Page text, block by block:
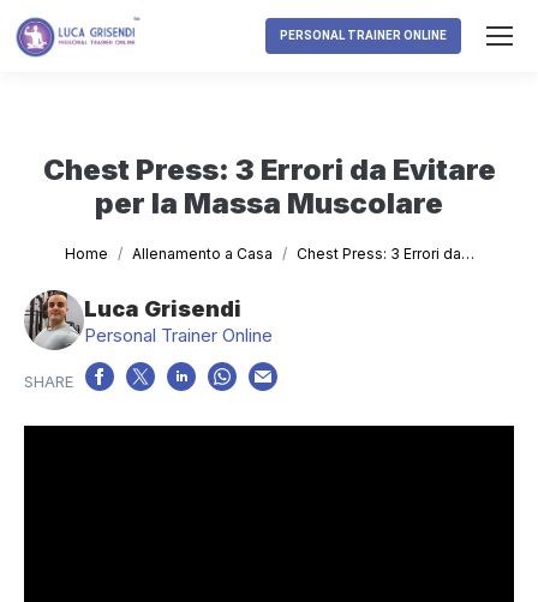
PERSONAL TRAINER ONLINE
Chest Press: 3 Errori da Evitare
per la Massa Muscolare
Tu sei qui:
Home Allenamento a Casa Chest Press: 3 Errori da…
Luca Grisendi
Personal Trainer Online